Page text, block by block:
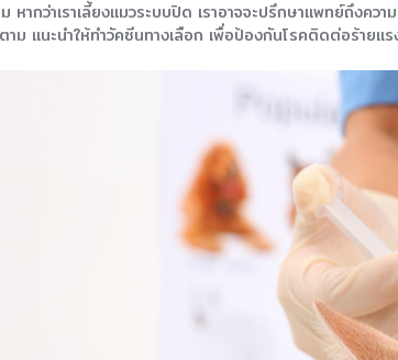
หากว่าเราเลี้ยงแมวระบบปิด เราอาจจะปรึกษาแพทย์ถึงค
าม แนะนำให้ทำวัคซีนทางเลือก เพื่อป้องกันโรคติดต่อร้ายแร